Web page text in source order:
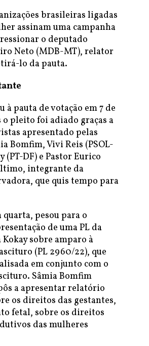
brasileiras ligadas
assinam uma campanha
o deputado
Neto (MDB-MT), relator
lo da pauta.
à pauta de votação em 7 de
o pleito foi adiado graças a
apresentado pelas
Bomfim, Vivi Reis (PSOL-
(PT-DF) e Pastor Eurico
integrante da
que quis tempo para
quarta, pesou para o
de uma PL da
sobre amparo à
(PL 2960/22), que
em conjunto com o
Sâmia Bomfim
a apresentar relatório
os direitos das gestantes,
fetal, sobre os direitos
das mulheres